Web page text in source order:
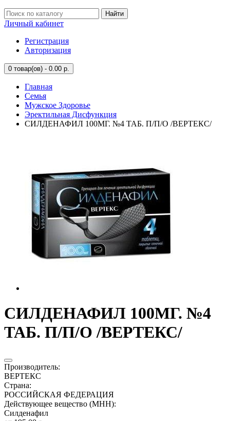
Найти
Личный кабинет
Регистрация
Авторизация
0 товар(ов) - 0.00 р.
Главная
Семья
Мужское Здоровье
Эректильная Дисфункция
СИЛДЕНАФИЛ 100МГ. №4 ТАБ. П/П/О /ВЕРТЕКС/
СИЛДЕНАФИЛ 100МГ. №4
ТАБ. П/П/О /ВЕРТЕКС/
Производитель:
ВЕРТЕКС
Страна:
РОССИЙСКАЯ ФЕДЕРАЦИЯ
Действующее вещество (МНН):
Силденафил